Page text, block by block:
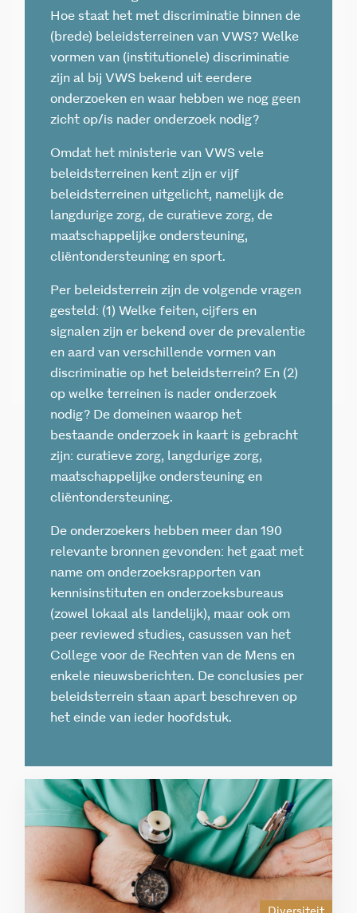
Hoe staat het met discriminatie binnen de
(brede) beleidsterreinen van VWS? Welke
vormen van (institutionele) discriminatie
zijn al bij VWS bekend uit eerdere
onderzoeken en waar hebben we nog geen
zicht op/is nader onderzoek nodig?
Omdat het ministerie van VWS vele
beleidsterreinen kent zijn er vijf
beleidsterreinen uitgelicht, namelijk de
langdurige zorg, de curatieve zorg, de
maatschappelijke ondersteuning,
cliëntondersteuning en sport.
Per beleidsterrein zijn de volgende vragen
gesteld: (1) Welke feiten, cijfers en
signalen zijn er bekend over de prevalentie
en aard van verschillende vormen van
discriminatie op het beleidsterrein? En (2)
op welke terreinen is nader onderzoek
nodig? De domeinen waarop het
bestaande onderzoek in kaart is gebracht
zijn: curatieve zorg, langdurige zorg,
maatschappelijke ondersteuning en
cliëntondersteuning.
De onderzoekers hebben meer dan 190
relevante bronnen gevonden: het gaat met
name om onderzoeksrapporten van
kennisinstituten en onderzoeksbureaus
(zowel lokaal als landelijk), maar ook om
peer reviewed studies, casussen van het
College voor de Rechten van de Mens en
enkele nieuwsberichten. De conclusies per
beleidsterrein staan apart beschreven op
het einde van ieder hoofdstuk.